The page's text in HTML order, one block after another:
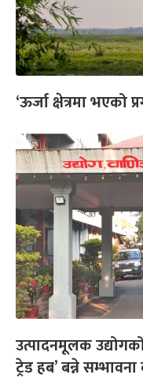
‘ऊर्जा क्षेत्रमा भएको
उत्पादनमूलक
ट्रेड हब’ बन्ने